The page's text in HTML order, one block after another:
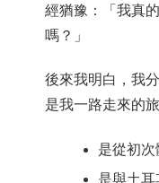
經猶豫：「我真
嗎？」
後來我明白，我
是我一路走來的旅
是從初次
是與土